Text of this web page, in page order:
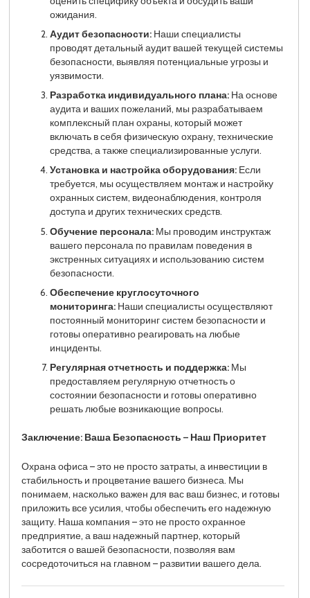
ожидания.
Аудит безопасности:Наши специалисты
проводят детальный аудит вашей текущей системы
безопасности, выявляя потенциальные угрозы и
уязвимости.
Разработка индивидуального плана:На основе
аудита и ваших пожеланий, мы разрабатываем
комплексный план охраны, который может
включать в себя физическую охрану, технические
средства, а также специализированные услуги.
Установка и настройка оборудования:Если
требуется, мы осуществляем монтаж и настройку
охранных систем, видеонаблюдения, контроля
доступа и других технических средств.
Обучение персонала:Мы проводим инструктаж
вашего персонала по правилам поведения в
экстренных ситуациях и использованию систем
безопасности.
Обеспечение круглосуточного
мониторинга:Наши специалисты осуществляют
постоянный мониторинг систем безопасности и
готовы оперативно реагировать на любые
инциденты.
Регулярная отчетность и поддержка:Мы
предоставляем регулярную отчетность о
состоянии безопасности и готовы оперативно
решать любые возникающие вопросы.
Заключение: Ваша Безопасность – Наш Приоритет
Охрана офиса – это не просто затраты, а инвестиции в
стабильность и процветание вашего бизнеса. Мы
понимаем, насколько важен для вас ваш бизнес, и готовы
приложить все усилия, чтобы обеспечить его надежную
защиту. Наша компания – это не просто охранное
предприятие, а ваш надежный партнер, который
заботится о вашей безопасности, позволяя вам
сосредоточиться на главном – развитии вашего дела.